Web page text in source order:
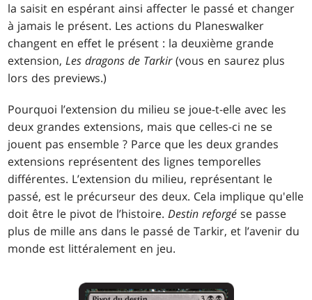
la saisit en espérant ainsi affecter le passé et changer
à jamais le présent. Les actions du Planeswalker
changent en effet le présent : la deuxième grande
extension,Les dragons de Tarkir(vous en saurez plus
lors des previews.)
Pourquoi l’extension du milieu se joue-t-elle avec les
deux grandes extensions, mais que celles-ci ne se
jouent pas ensemble ? Parce que les deux grandes
extensions représentent des lignes temporelles
différentes. L’extension du milieu, représentant le
passé, est le précurseur des deux. Cela implique qu'elle
doit être le pivot de l’histoire.Destin reforgé se passe
plus de mille ans dans le passé de Tarkir, et l’avenir du
monde est littéralement en jeu.